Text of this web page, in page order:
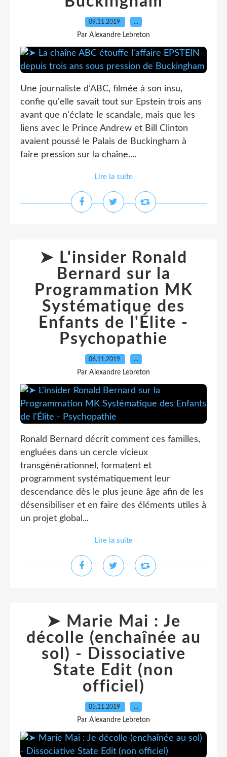
09.11.2019 …
Par Alexandre Lebreton
Une journaliste d’ABC, filmée à son insu,
confie qu'elle savait tout sur Epstein trois ans
avant que n'éclate le scandale, mais que les
liens avec le Prince Andrew et Bill Clinton
avaient poussé le Palais de Buckingham à
faire pression sur la chaîne....
Lire la suite
➤ L'insider Ronald
Bernard sur la
Programmation MK
Systématique des
Enfants de l'Élite -
Psychopathie
06.11.2019 …
Par Alexandre Lebreton
Ronald Bernard décrit comment ces familles,
engluées dans un cercle vicieux
transgénérationnel, formatent et
programment systématiquement leur
descendance dès le plus jeune âge afin de les
désensibiliser et en faire des éléments utiles à
un projet global...
Lire la suite
➤ Marie Mai : Je
décolle (enchaînée au
sol) - Dissociative
State Edit (non
officiel)
05.11.2019 …
Par Alexandre Lebreton